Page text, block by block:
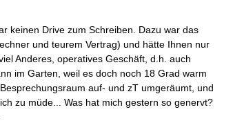
keinen Drive zum Schreiben. Dazu war das
und teurem Vertrag) und hätte Ihnen nur
Anderes, operatives Geschäft, d.h. auch
im Garten, weil es doch noch 18 Grad warm
auf- und zT umgeräumt, und
zu müde... Was hat mich gestern so genervt?